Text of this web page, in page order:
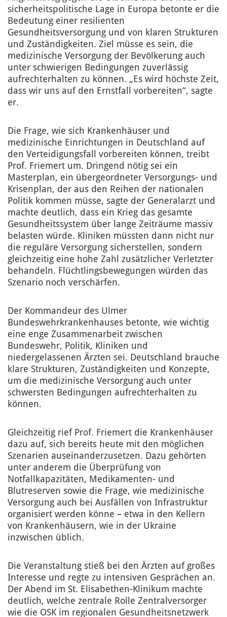
sicherheitspolitische Lage in Europa betonte er die
Bedeutung einer resilienten
Gesundheitsversorgung und von klaren Strukturen
und Zuständigkeiten. Ziel müsse es sein, die
medizinische Versorgung der Bevölkerung auch
unter schwierigen Bedingungen zuverlässig
aufrechterhalten zu können. „Es wird höchste Zeit,
dass wir uns auf den Ernstfall vorbereiten“, sagte
er.
Die Frage, wie sich Krankenhäuser und
medizinische Einrichtungen in Deutschland auf
den Verteidigungsfall vorbereiten können, treibt
Prof. Friemert um. Dringend nötig sei ein
Masterplan, ein übergeordneter Versorgungs- und
Krisenplan, der aus den Reihen der nationalen
Politik kommen müsse, sagte der Generalarzt und
machte deutlich, dass ein Krieg das gesamte
Gesundheitssystem über lange Zeiträume massiv
belasten würde. Kliniken müssten dann nicht nur
die reguläre Versorgung sicherstellen, sondern
gleichzeitig eine hohe Zahl zusätzlicher Verletzter
behandeln. Flüchtlingsbewegungen würden das
Szenario noch verschärfen.
Der Kommandeur des Ulmer
Bundeswehrkrankenhauses betonte, wie wichtig
eine enge Zusammenarbeit zwischen
Bundeswehr, Politik, Kliniken und
niedergelassenen Ärzten sei. Deutschland brauche
klare Strukturen, Zuständigkeiten und Konzepte,
um die medizinische Versorgung auch unter
schwersten Bedingungen aufrechterhalten zu
können.
Gleichzeitig rief Prof. Friemert die Krankenhäuser
dazu auf, sich bereits heute mit den möglichen
Szenarien auseinanderzusetzen. Dazu gehörten
unter anderem die Überprüfung von
Notfallkapazitäten, Medikamenten- und
Blutreserven sowie die Frage, wie medizinische
Versorgung auch bei Ausfällen von Infrastruktur
organisiert werden könne – etwa in den Kellern
von Krankenhäusern, wie in der Ukraine
inzwischen üblich.
Die Veranstaltung stieß bei den Ärzten auf großes
Interesse und regte zu intensiven Gesprächen an.
Der Abend im St. Elisabethen-Klinikum machte
deutlich, welche zentrale Rolle Zentralversorger
wie die OSK im regionalen Gesundheitsnetzwerk